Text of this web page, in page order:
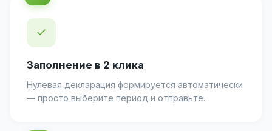
✓
Заполнение в 2 клика
Нулевая декларация формируется автоматически
— просто выберите период и отправьте.